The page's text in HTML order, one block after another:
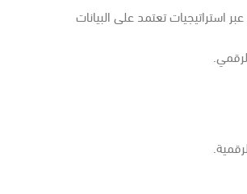
استراتيجيات تعتمد على البيانات